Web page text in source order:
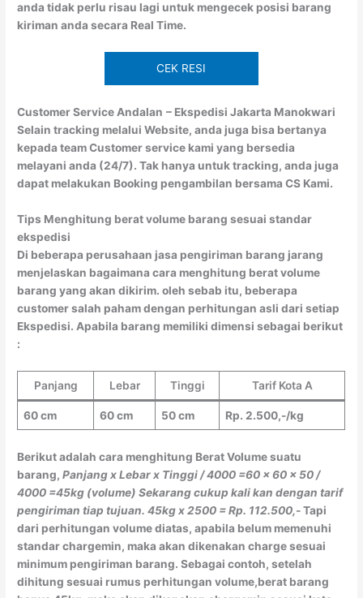
anda tidak perlu risau lagi untuk mengecek posisi barang
kiriman anda secara Real Time.
CEK RESI
Customer Service Andalan – Ekspedisi Jakarta Manokwari
Selain tracking melalui Website, anda juga bisa bertanya
kepada team Customer service kami yang bersedia
melayani anda (24/7). Tak hanya untuk tracking, anda juga
dapat melakukan Booking pengambilan bersama CS Kami.
Tips Menghitung berat volume barang sesuai standar
ekspedisi
Di beberapa perusahaan jasa pengiriman barang jarang
menjelaskan bagaimana cara menghitung berat volume
barang yang akan dikirim. oleh sebab itu, beberapa
customer salah paham dengan perhitungan asli dari setiap
Ekspedisi. Apabila barang memiliki dimensi sebagai berikut
:
Panjang Lebar Tinggi Tarif Kota A
60 cm 60 cm 50 cm Rp. 2.500,-/kg
Berikut adalah cara menghitung Berat Volume suatu
barang,Panjang x Lebar x Tinggi / 4000 =60 x 60 x 50 /
4000 =45kg (volume) Sekarang cukup kali kan dengan tarif
pengiriman tiap tujuan. 45kg x 2500 = Rp. 112.500,-Tapi
dari perhitungan volume diatas, apabila belum memenuhi
standar chargemin, maka akan dikenakan charge sesuai
minimum pengiriman barang. Sebagai contoh, setelah
dihitung sesuai rumus perhitungan volume,berat barang